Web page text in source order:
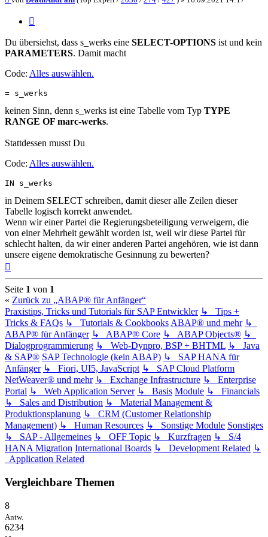
Du übersiehst, dass s_werks eine SELECT-OPTIONS ist und kein
PARAMETERS. Damit macht
Code: Alles auswählen.
= s_werks
keinen Sinn, denn s_werks ist eine Tabelle vom Typ TYPE
RANGE OF marc-werks.
Stattdessen musst Du
Code: Alles auswählen.
IN s_werks
in Deinem SELECT schreiben, damit dieser alle Zeilen dieser
Tabelle logisch korrekt anwendet.
Wenn wir einer Partei die Regierungsbeteiligung verweigern, die
von einer Mehrheit gewählt worden ist, weil wir diese Partei für
schlecht halten, da wir einer anderen Partei angehören, wie ist dann
unsere eigene demokratische Gesinnung zu bewerten?
Seite 1 von 1
« Zurück zu „ABAP® für Anfänger“
Praxistips, Tricks und Tutorials für SAP Entwickler ↳ Tips +
Tricks & FAQs ↳ Tutorials & Cookbooks ABAP® und mehr ↳
ABAP® für Anfänger ↳ ABAP® Core ↳ ABAP Objects® ↳
Dialogprogrammierung ↳ Web-Dynpro, BSP + BHTML ↳ Java
& SAP® SAP Technologie (kein ABAP) ↳ SAP HANA für
Anfänger ↳ Fiori, UI5, JavaScript ↳ SAP Cloud Platform
NetWeaver® und mehr ↳ Exchange Infrastructure ↳ Enterprise
Portal ↳ Web Application Server ↳ Basis Module ↳ Financials
↳ Sales and Distribution ↳ Material Management &
Produktionsplanung ↳ CRM (Customer Relationship
Management) ↳ Human Resources ↳ Sonstige Module Sonstiges
↳ SAP - Allgemeines ↳ OFF Topic ↳ Kurzfragen ↳ S/4
HANA Migration International Boards ↳ Development Related ↳
Application Related
Vergleichbare Themen
8
Antw.
6234